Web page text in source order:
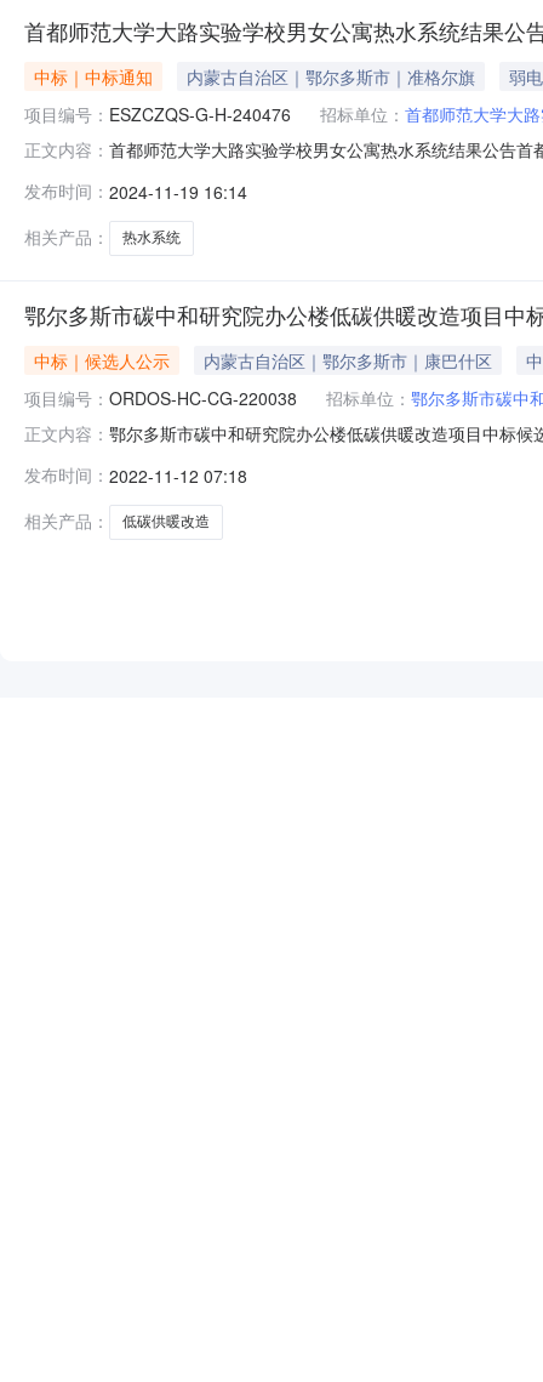
首都师范大学大路实验学校男女公寓热水系统结果公
中标｜中标通知 内蒙古自治区｜鄂尔多斯市｜准格尔旗
弱
项目编号： ESZCZQS-G-H-240476 招标单位： 首都师范大学大
正文内容： 首都师范大学大路实验学校男女公寓热水系统结果公告
总得分内蒙古琳凯新能源科技发展有限公司内蒙古自治
发布时间： 2024-11-19 16:14
相关产品：
热水系统
鄂尔多斯市碳中和研究院办公楼低碳供暖改造项目中
中标｜候选人公示 内蒙古自治区｜鄂尔多斯市｜康巴什区
项目编号： ORDOS-HC-CG-220038 招标单位： 鄂尔多斯市碳中
正文内容： 鄂尔多斯市碳中和研究院办公楼低碳供暖改造项目中标
人基本情况中标候选人第1名：内蒙古琳凯新能源科技发
负责人情况
发布时间： 2022-11-12 07:18
相关产品：
低碳供暖改造